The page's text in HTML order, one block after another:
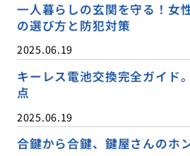
一人暮らしの玄関を守る！女
の選び方と防犯対策
2025.06.19
キーレス電池交換完全ガイド
点
2025.06.19
合鍵から合鍵、鍵屋さんのホ